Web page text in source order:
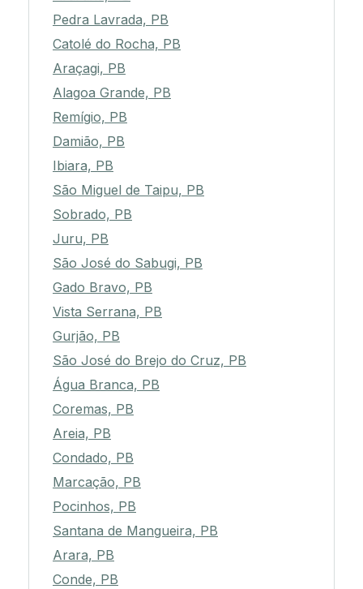
Pedra Lavrada, PB
Catolé do Rocha, PB
Araçagi, PB
Alagoa Grande, PB
Remígio, PB
Damião, PB
Ibiara, PB
São Miguel de Taipu, PB
Sobrado, PB
Juru, PB
São José do Sabugi, PB
Gado Bravo, PB
Vista Serrana, PB
Gurjão, PB
São José do Brejo do Cruz, PB
Água Branca, PB
Coremas, PB
Areia, PB
Condado, PB
Marcação, PB
Pocinhos, PB
Santana de Mangueira, PB
Arara, PB
Conde, PB